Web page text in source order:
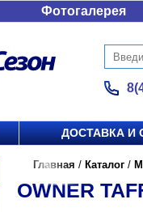
Фотогалерея
ДОСТАВКА И
Главная / Каталог /
OWNER